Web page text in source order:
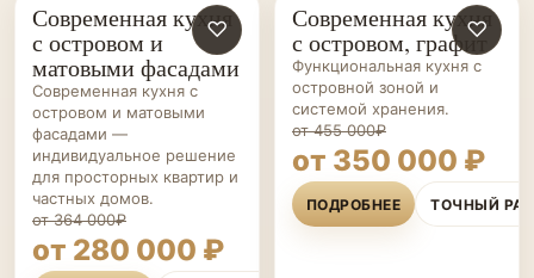
КУХНИ НА ЗАКАЗ ♡
Современная кухня
с островом и
матовыми фасадами
Современная кухня с
островом и матовыми
фасадами —
индивидуальное решение
для просторных квартир и
частных домов.
от 364 000₽
от 280 000 ₽
КУХНИ НА ЗАКАЗ ♡
Современная кухня
с островом, графит
Функциональная кухня с
островной зоной и
системой хранения.
от 455 000₽
от 350 000 ₽
ПОДРОБНЕЕ ТОЧНЫЙ